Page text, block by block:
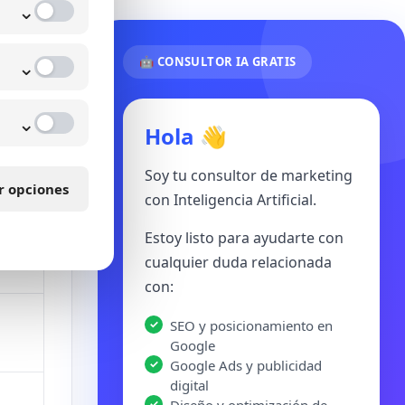
🤖 CONSULTOR IA GRATIS
Hola 👋
Soy tu consultor de marketing
con Inteligencia Artificial.
Estoy listo para ayudarte con
cualquier duda relacionada
con:
SEO y posicionamiento en
Google
Google Ads y publicidad
digital
⌄
⌄
⌄
opciones